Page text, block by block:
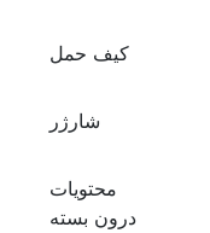
کیف حمل
شارژر
محتویات
درون بسته